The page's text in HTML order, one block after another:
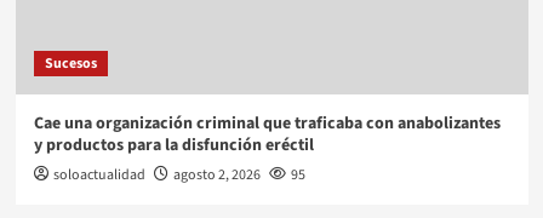
Sucesos
Cae una organización criminal que traficaba con anabolizantes
y productos para la disfunción eréctil
soloactualidad agosto 2, 2026 95